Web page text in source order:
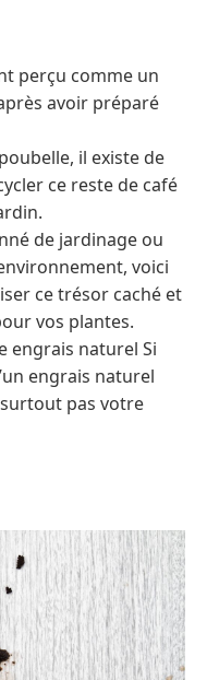
perçu comme un
avoir préparé
il existe de
ce reste de café
de jardinage ou
voici
ce trésor caché et
vos plantes.
engrais naturel Si
engrais naturel
pas votre